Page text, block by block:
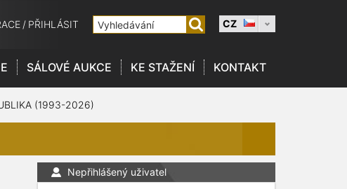
/ PŘIHLÁSIT CZ
SÁLOVÉ AUKCE KE STAŽENÍ KONTAKT
(1993-2026)
Nepřihlášený uživatel